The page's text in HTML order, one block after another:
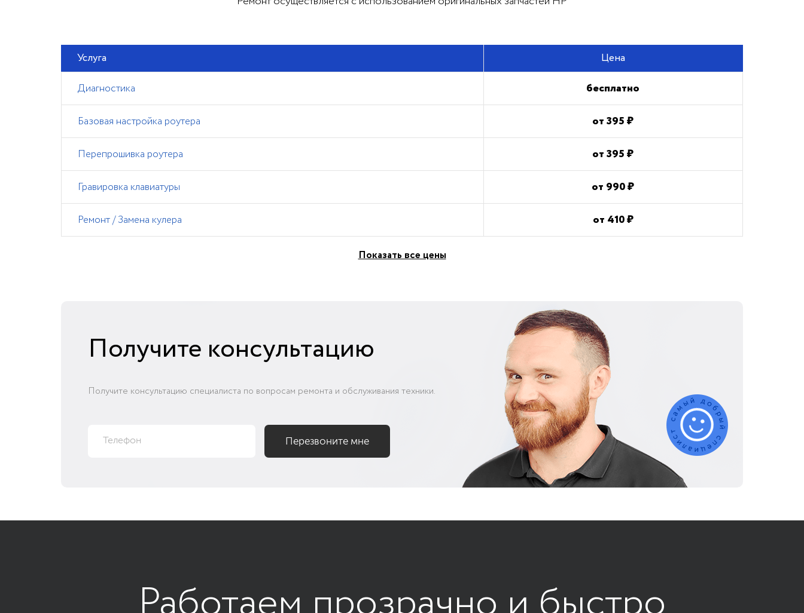
Услуга Цена
Диагностика бесплатно
Базовая настройка роутера от 395 ₽
Перепрошивка роутера от 395 ₽
Гравировка клавиатуры от 990₽
Ремонт / Замена кулера от 410₽
Показать все цены
Получите консультацию
Получите консультацию специалиста по вопросам ремонта и обслуживания техники.